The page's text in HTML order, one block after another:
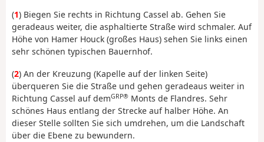
(1) Biegen Sie rechts in Richtung Cassel ab. Gehen Sie
geradeaus weiter, die asphaltierte Straße wird schmaler. Auf
Höhe von Hamer Houck (großes Haus) sehen Sie links einen
sehr schönen typischen Bauernhof.
(2) An der Kreuzung (Kapelle auf der linken Seite)
überqueren Sie die Straße und gehen geradeaus weiter in
Richtung Cassel auf demGRP® Monts de Flandres. Sehr
schönes Haus entlang der Strecke auf halber Höhe. An
dieser Stelle sollten Sie sich umdrehen, um die Landschaft
über die Ebene zu bewundern.